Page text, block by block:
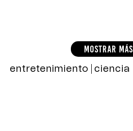
MOSTRAR MÁS
entretenimiento ciencia